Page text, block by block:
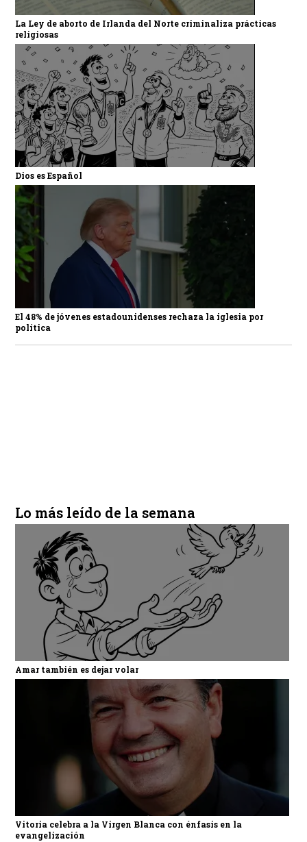
La Ley de aborto de Irlanda del Norte criminaliza prácticas
religiosas
Dios es Español
El 48% de jóvenes estadounidenses rechaza la iglesia por
política
Lo más leído de la semana
Amar también es dejar volar
Vitoria celebra a la Virgen Blanca con énfasis en la
evangelización